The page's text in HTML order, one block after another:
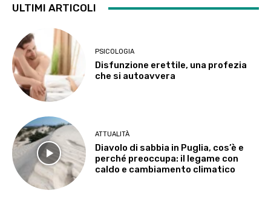
ULTIMI ARTICOLI
PSICOLOGIA
Disfunzione erettile, una profezia
che si autoavvera
ATTUALITÀ
Diavolo di sabbia in Puglia, cos’è e
perché preoccupa: il legame con
caldo e cambiamento climatico